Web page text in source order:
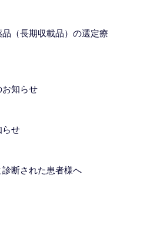
（長期収載品）の選定療
お知らせ
らせ
断された患者様へ